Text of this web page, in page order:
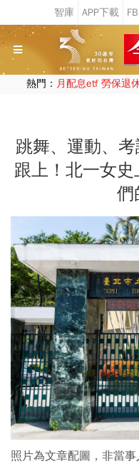
熱門： 月配息etf 勞保退
跳舞、運動、
跟上！北一女
們
照片為文章配圖，非當